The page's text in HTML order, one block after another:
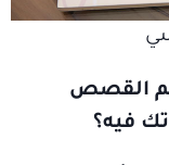
القصص
فيه؟